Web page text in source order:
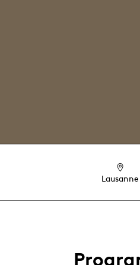
Lausanne